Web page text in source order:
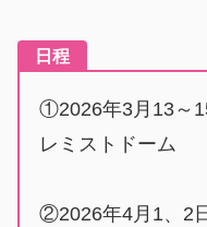
日程
①2026年3月13～
レミストドーム
②2026年4月1、2